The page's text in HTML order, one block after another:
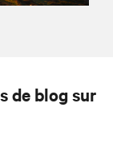
de blog sur